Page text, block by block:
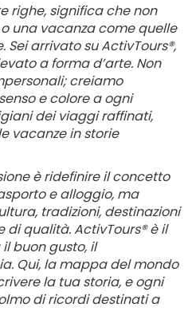
righe, significa che non
una vacanza come quelle
Sei arrivato su ActivTours®,
a forma d’arte. Non
creiamo
e colore a ogni
dei viaggi raffinati,
vacanze in storie
è ridefinire il concetto
e alloggio, ma
tradizioni, destinazioni
di qualità. ActivTours® è il
buon gusto, il
Qui, la mappa del mondo
la tua storia, e ogni
di ricordi destinati a